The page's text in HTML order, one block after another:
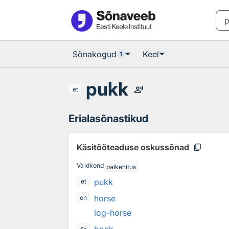
Sõnakogud 1 Keel
et pukk record_voice_over
Erialasõnastikud
Käsitööteaduse oskussõnad content_copy
Valdkond palkehitus
et
pukk
en
horse
log-horse